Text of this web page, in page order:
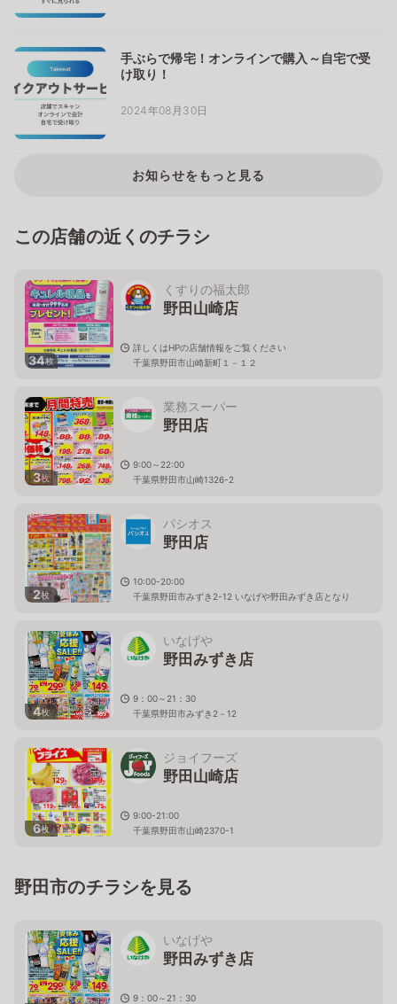
手ぶらで帰宅！オンラインで購入～自宅で受
け取り！
2024年08月30日
お知らせをもっと見る
この店舗の近くのチラシ
34枚
くすりの福太郎
野田山崎店
詳しくはHPの店舗情報をご覧ください
千葉県野田市山崎新町１－１２
3枚
業務スーパー
野田店
9:00～22:00
千葉県野田市山崎1326-2
2枚
パシオス
野田店
10:00-20:00
千葉県野田市みずき2-12 いなげや野田みずき店となり
4枚
いなげや
野田みずき店
9：00～21：30
千葉県野田市みずき2－12
6枚
ジョイフーズ
野田山崎店
9:00-21:00
千葉県野田市山崎2370-1
野田市のチラシを見る
いなげや
野田みずき店
9：00～21：30